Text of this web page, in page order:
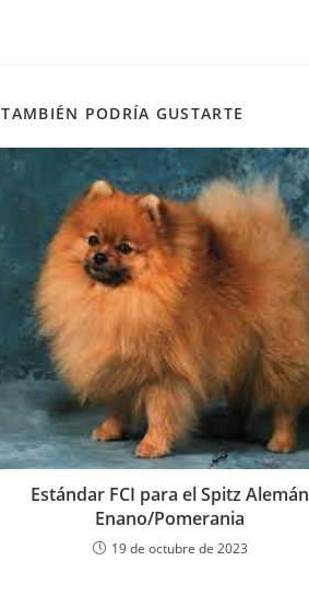
TAMBIÉN PODRÍA GUSTARTE
Estándar FCI para el Spitz Alemán
Enano/Pomerania
19 de octubre de 2023